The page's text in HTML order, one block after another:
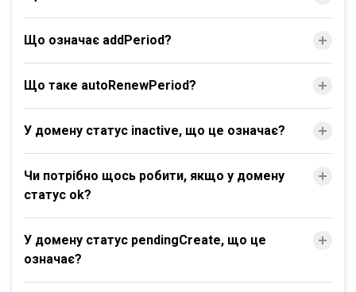
Що означає addPeriod?
Що таке autoRenewPeriod?
У домену статус inactive, що це означає?
Чи потрібно щось робити, якщо у домену
статус ok?
У домену статус pendingCreate, що це
означає?